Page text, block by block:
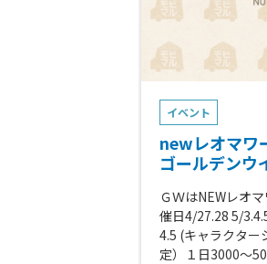
イベント
newレオマ
ゴールデンウ
ＧＷはNEWレオ
催日4/27.28 5/3.4.5 イベント開催日5/3.
4.5 (キャラクターショー・芸人来場予
定）１日3000～